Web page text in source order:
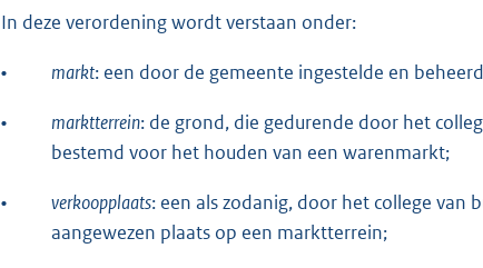
In deze verordening wordt verstaan onder:
• markt: een door de gemeente ingestelde en
• marktterrein: de grond, die gedurende door het
bestemd voor het houden van een warenmarkt;
• verkoopplaats: een als zodanig, door het college
aangewezen plaats op een marktterrein;